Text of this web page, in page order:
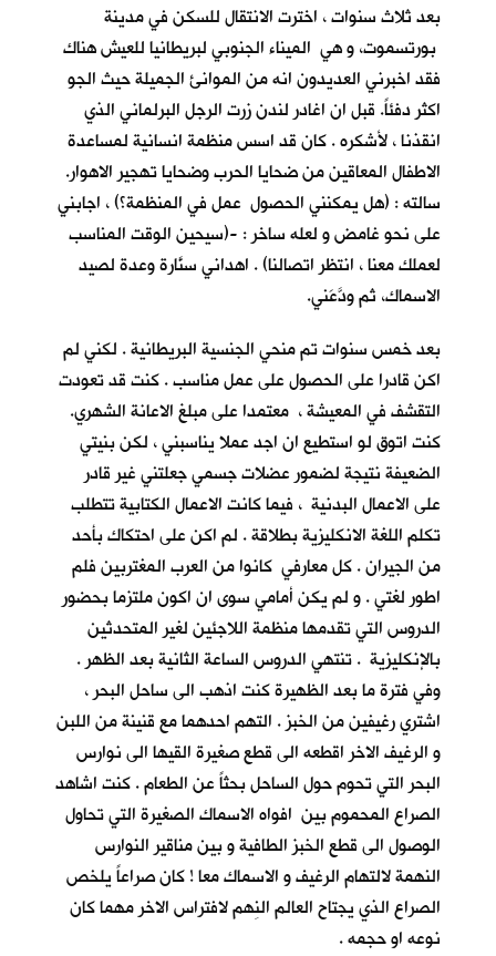
بعد ثلاث سنوات ، اخترت الانتقال للسكن في مدينة
بورتسموت، و هي الميناء الجنوبي لبريطانيا للعيش هناك
فقد اخبرني العديدون انه من الموانئ الجميلة حيث الجو
اكثر دفئاً. قبل ان اغادر لندن زرت الرجل البرلماني الذي
انقذنا ، لأشكره . كان قد اسس منظمة انسانية لمساعدة
الاطفال المعاقين من ضحايا الحرب وضحايا تهجير الاهوار.
سالته : (هل يمكنني الحصول عمل في المنظمة؟) ، اجابني
على نحو غامض و لعله ساخر : -(سيحين الوقت المناسب
لعملك معنا ، انتظر اتصالنا) . اهداني سنَّارة وعدة لصيد
الاسماك، ثم ودَّعَني.
بعد خمس سنوات تم منحي الجنسية البريطانية . لكني لم
اكن قادرا على الحصول على عمل مناسب . كنت قد تعودت
التقشف في المعيشة ، معتمدا على مبلغ الاعانة الشهري.
كنت اتوق لو استطيع ان اجد عملا يناسبني ، لكن بنيتي
الضعيفة نتيجة لضمور عضلات جسمي جعلتني غير قادر
على الاعمال البدنية ، فيما كانت الاعمال الكتابية تتطلب
تكلم اللغة الانكليزية بطلاقة . لم اكن على احتكاك بأحد
من الجيران . كل معارفي كانوا من العرب المغتربين فلم
اطور لغتي . و لم يكن أمامي سوى ان اكون ملتزما بحضور
الدروس التي تقدمها منظمة اللاجئين لغير المتحدثين
بالإنكليزية . تنتهي الدروس الساعة الثانية بعد الظهر .
وفي فترة ما بعد الظهيرة كنت اذهب الى ساحل البحر ،
اشتري رغيفين من الخبز . التهم احدهما مع قنينة من اللبن
و الرغيف الاخر اقطعه الى قطع صغيرة القيها الى نوارس
البحر التي تحوم حول الساحل بحثاً عن الطعام . كنت اشاهد
الصراع المحموم بين افواه الاسماك الصغيرة التي تحاول
الوصول الى قطع الخبز الطافية و بين مناقير النوارس
النهمة لالتهام الرغيف و الاسماك معا ! كان صراعاً يلخص
الصراع الذي يجتاح العالم النِهم لافتراس الاخر مهما كان
نوعه او حجمه .